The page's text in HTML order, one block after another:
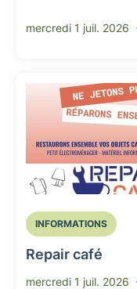
mercredi 1 juil. 2026
INFORMATIONS
Repair café
mercredi 1 juil. 2026